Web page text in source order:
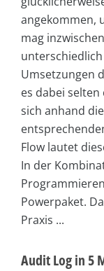
angekommen,
mag
Umsetzungen
es dabei selten
sich anhand
Flow lautet
In der
Powerpaket.
Praxis ...
Audit Log in 5